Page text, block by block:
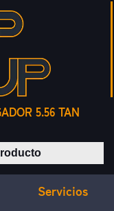
5.56 TAN
Servicios